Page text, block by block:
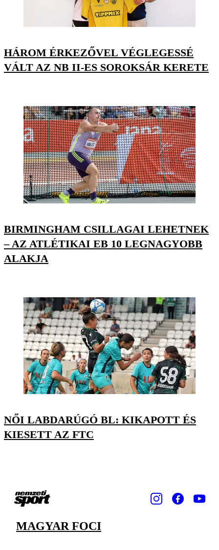
HÁROM ÉRKEZŐVEL VÉGLEGESSÉ
VÁLT AZ NB II-ES SOROKSÁR KERETE
BIRMINGHAM CSILLAGAI LEHETNEK
– AZ ATLÉTIKAI EB 10 LEGNAGYOBB
ALAKJA
NŐI LABDARÚGÓ BL: KIKAPOTT ÉS
KIESETT AZ FTC
MAGYAR FOCI